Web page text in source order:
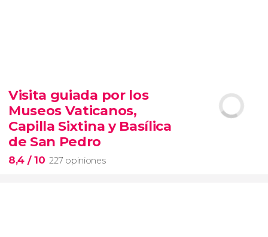
tour de contrastes de Nueva York VIP
barrios de Queens, Brooklyn, el Bronx y
Long Island
City grupos reducidos
Visita guiada por los
Museos Vaticanos,
Capilla Sixtina y Basílica
de San Pedro
8,4 / 10 227 opiniones